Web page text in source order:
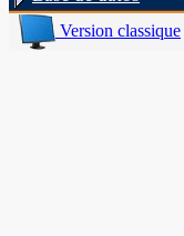
Version classique